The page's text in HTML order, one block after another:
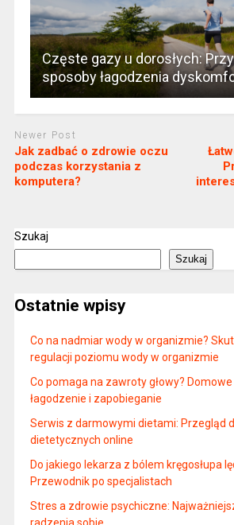
Częste gazy u dorosłych:
sposoby łagodzenia
Newer Post
Jak zadbać o zdrowie oczu
podczas korzystania z
komputera?
Szukaj
Szukaj
Ostatnie wpisy
Co na nadmiar wody w organizmie?
regulacji poziomu wody w organizmie
Co pomaga na zawroty głowy?
łagodzenie i zapobieganie
Serwis z darmowymi dietami: Przegląd
dietetycznych online
Do jakiego lekarza z bólem kręgosłupa
Przewodnik po specjalistach
Stres a zdrowie psychiczne: